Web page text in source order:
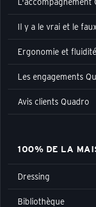
Il y a le vrai et le
Ergonomie et
Les engagements
Avis clients Quadro
100% DE LA
Dressing
Bibliothèque